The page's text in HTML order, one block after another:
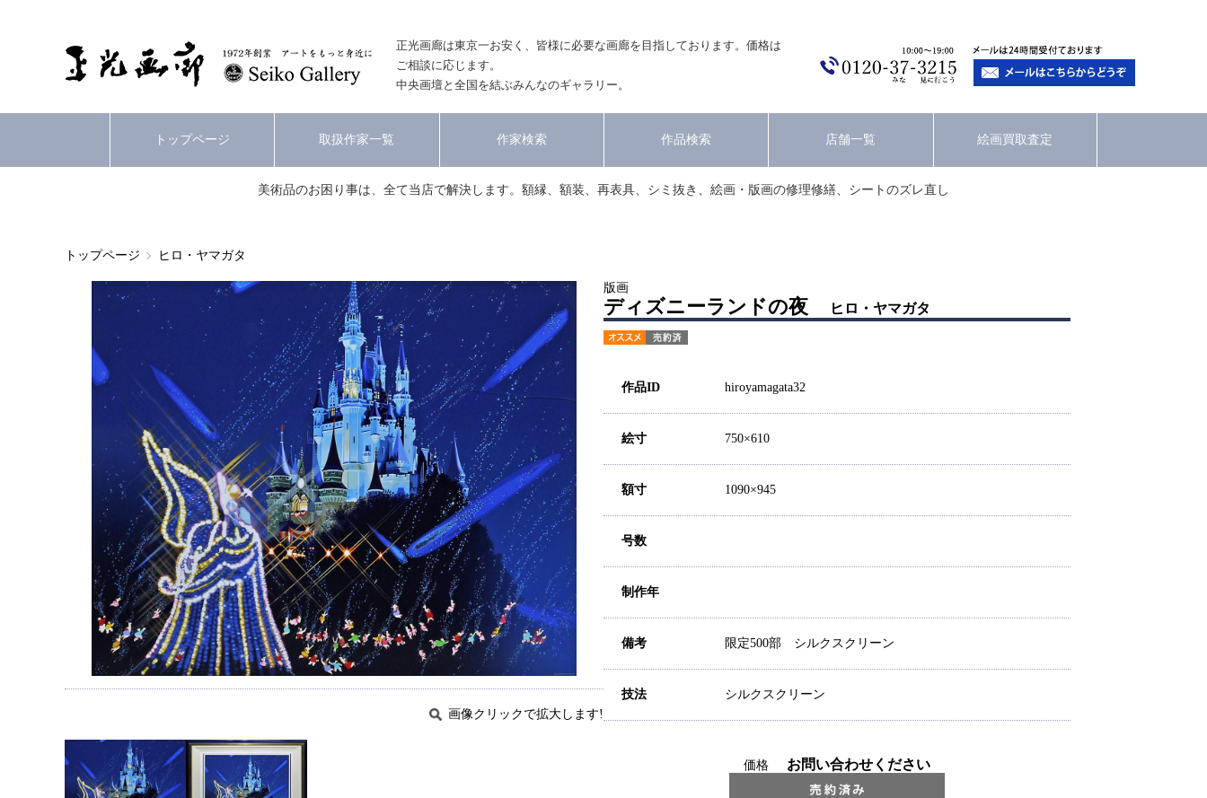
正光画廊は東京一お安く、皆様に必要な画廊を目指しております。価格は
ご相談に応じます。
中央画壇と全国を結ぶみんなのギャラリー。
トップページ 取扱作家一覧 作家検索 作品検索 店舗一覧 絵画買取査定
美術品のお困り事は、全て当店で解決します。額縁、額装、再表具、シミ抜き、絵画・版画の修理修繕、シートのズレ直し
トップページ ヒロ・ヤマガタ
画像クリックで拡大します!
版画
ディズニーランドの夜 ヒロ・ヤマガタ
作品ID hiroyamagata32
絵寸 750×610
額寸 1090×945
号数
制作年
備考 限定500部 シルクスクリーン
技法 シルクスクリーン
価格 お問い合わせください